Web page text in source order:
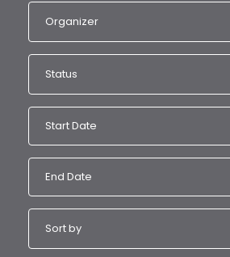
Organizer
Status
Sort by